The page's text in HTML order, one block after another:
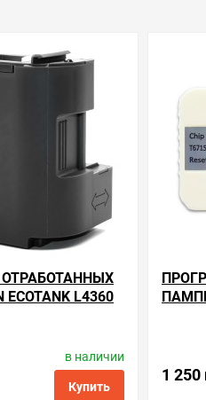
L4360
Купить
me.t04d1
L4360